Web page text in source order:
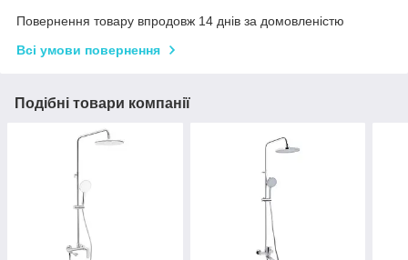
Повернення товару впродовж 14 днів за домовленістю
Всі умови повернення
Подібні товари компанії